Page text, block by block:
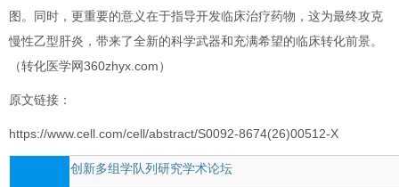
图。同时，更重要的意义在于指导开发临床治疗药物，这为最终攻克
慢性乙型肝炎，带来了全新的科学武器和充满希望的临床转化前景。
（转化医学网360zhyx.com）
原文链接：
https://www.cell.com/cell/abstract/S0092-8674(26)00512-X
创新多组学队列研究学术论坛